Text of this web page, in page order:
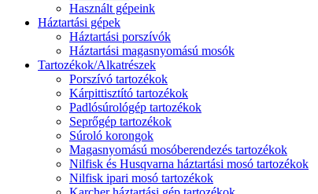
Használt gépeink
Háztartási gépek
Háztartási porszívók
Háztartási magasnyomású mosók
Tartozékok/Alkatrészek
Porszívó tartozékok
Kárpittisztító tartozékok
Padlósúrológép tartozékok
Seprőgép tartozékok
Súroló korongok
Magasnyomású mosóberendezés tartozékok
Nilfisk és Husqvarna háztartási mosó tartozékok
Nilfisk ipari mosó tartozékok